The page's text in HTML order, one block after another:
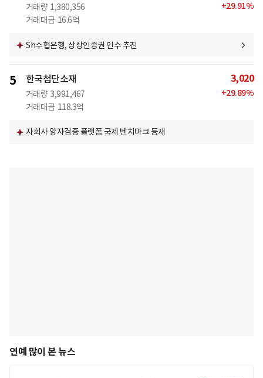
거래량 1,380,356
거래대금 16.6억
+29.91%
Sh수협은행, 상상인증권 인수 추진
5 한국첨단소재
거래량 3,991,467
거래대금 118.3억
3,020
+29.89%
자회사 양자검증 플랫폼 국제 벤치마크 등재
연예 많이 본 뉴스